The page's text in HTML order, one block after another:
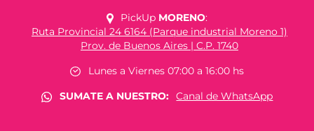
PickUp MORENO:
Ruta Provincial 24 6164 (Parque industrial Moreno 1)
Prov. de Buenos Aires | C.P. 1740
Lunes a Viernes 07:00 a 16:00 hs
SUMATE A NUESTRO:
Canal de WhatsApp